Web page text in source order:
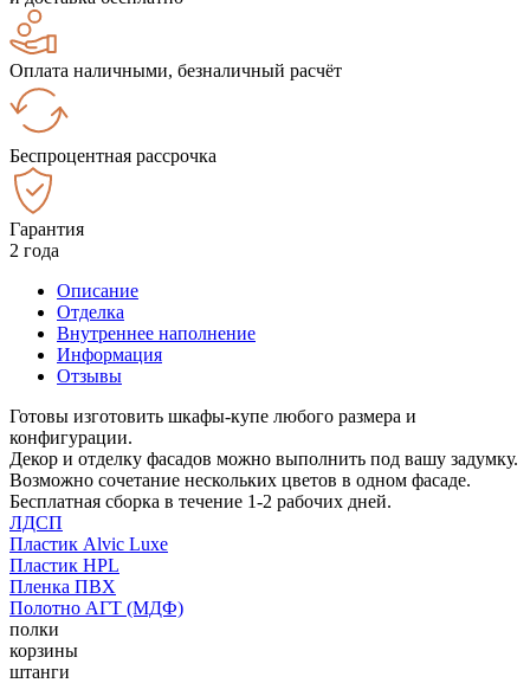
Оплата наличными, безналичный расчёт
Беспроцентная рассрочка
Гарантия
2 года
Описание
Отделка
Внутреннее наполнение
Информация
Отзывы
Готовы изготовить шкафы-купе любого размера и
конфигурации.
Декор и отделку фасадов можно выполнить под вашу задумку.
Возможно сочетание нескольких цветов в одном фасаде.
Бесплатная сборка в течение 1-2 рабочих дней.
ЛДСП
Пластик Alvic Luxe
Пластик HPL
Пленка ПВХ
Полотно АГТ (МДФ)
полки
корзины
штанги